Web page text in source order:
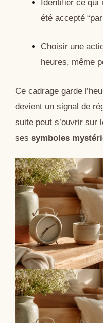
Identifier ce qui
été accepté
Choisir une
heures, même
Ce cadrage garde
devient un signal de
suite peut s’ouvrir sur
ses symboles